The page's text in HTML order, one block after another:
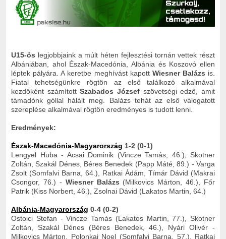
U15-ös legjobbjaink a múlt héten fejlesztési tornán vettek részt
Albániában, ahol Észak-Macedónia, Albánia és Koszovó ellen
léptek pályára. A keretbe meghívást kapott Wiesner Balázs is.
Fiatal tehetségünkre rögtön az első találkozó alkalmával
kezdőként számítottSzabados József szövetségi edző, amit
támadónk góllal hálált meg. Balázs tehát az első válogatott
szereplése alkalmával rögtön eredményes is tudott lenni.
Eredmények:
Észak-Macedónia-Magyarország 1-2 (0-1)
Lengyel Huba - Acsai Dominik (Vincze Tamás, 46.), Skotner
Zoltán, Szakál Dénes, Béres Benedek (Papp Máté, 89.) - Varga
Zsolt (Somfalvi Barna, 64.), Ratkai Ádám, Tímár Dávid (Makrai
Csongor, 76.) - Wiesner Balázs (Milkovics Márton, 46.), Főr
Patrik (Kiss Norbert, 46.), Zsolnai Dávid (Lakatos Martin, 64.)
Albánia-Magyarország 0-4 (0-2)
Ostoici Stefan - Vincze Tamás (Lakatos Martin, 77.), Skotner
Zoltán, Szakál Dénes (Béres Benedek, 46.), Nyári Olivér -
Milkovics Márton, Polonkai Noel (Somfalvi Barna, 57.), Ratkai